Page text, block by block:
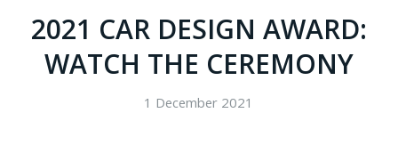
2021 CAR DESIGN AWARD:
WATCH THE CEREMONY
1 December 2021